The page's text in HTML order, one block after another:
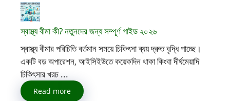
স্বাস্থ্য বীমা কী? নতুনদের জন্য সম্পূর্ণ গাইড ২০২৬
স্বাস্থ্য বীমার পরিচিতি বর্তমান সময়ে চিকিৎসা ব্যয় দ্রুত বৃদ্ধি পাচ্ছে।
একটি বড় অপারেশন, আইসিইউতে কয়েকদিন থাকা কিংবা দীর্ঘমেয়াদি
চিকিৎসার খরচ ...
Read more